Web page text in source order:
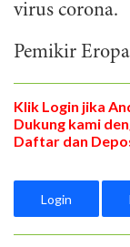
virus corona.
Pemikir
Klik Login jika
Dukung kami
Daftar dan
Login